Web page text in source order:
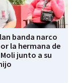
banda narco
la hermana de
junto a su